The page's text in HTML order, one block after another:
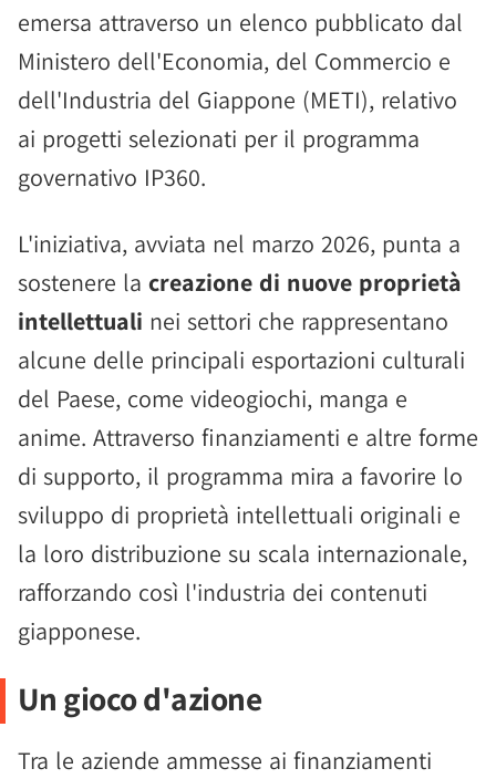
emersa attraverso un elenco pubblicato dal
Ministero dell'Economia, del Commercio e
dell'Industria del Giappone (METI), relativo
ai progetti selezionati per il programma
governativo IP360.
L'iniziativa, avviata nel marzo 2026, punta a
sostenere la creazione di nuove proprietà
intellettuali nei settori che rappresentano
alcune delle principali esportazioni culturali
del Paese, come videogiochi, manga e
anime. Attraverso finanziamenti e altre forme
di supporto, il programma mira a favorire lo
sviluppo di proprietà intellettuali originali e
la loro distribuzione su scala internazionale,
rafforzando così l'industria dei contenuti
giapponese.
Un gioco d'azione
Tra le aziende ammesse ai finanziamenti